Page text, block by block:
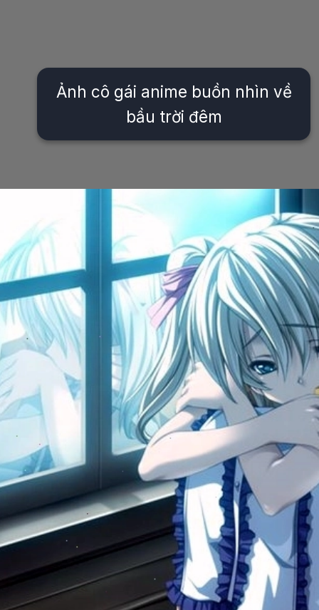
Ảnh cô gái anime buồn nhìn về
bầu trời đêm
https://issiloo.edu.vn/anh-anime-con-gai